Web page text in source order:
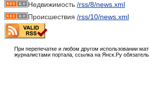
Недвижимость /rss/8/news.xml
Происшествия /rss/10/news.xml
При перепечатке и любом другом использовании
журналистами портала, ссылка на Янск.Ру